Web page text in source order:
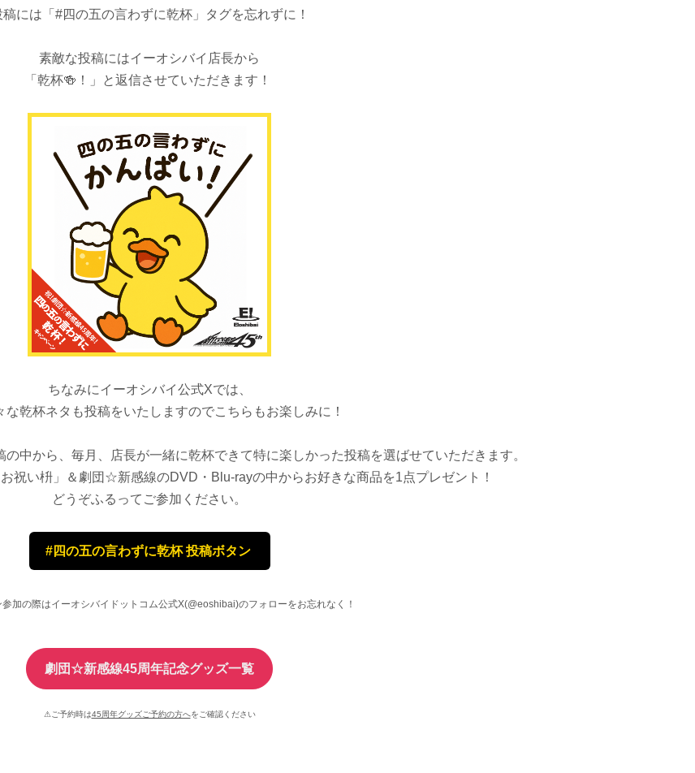
稿には「#四の五の言わずに乾杯」タグを忘れずに！
素敵な投稿にはイーオシバイ店長から
「乾杯🍻！」と返信させていただきます！
ちなみにイーオシバイ公式Xでは、
な乾杯ネタも投稿をいたしますのでこちらもお楽しみに！
中から、 毎月、店長が一緒に乾杯できて特に楽しかった投稿を選ばせていただきます。
祝い枡」＆劇団☆新感線のDVD・Blu-rayの中からお好きな商品を1点プレゼント！
どうぞふるってご参加ください。
#四の五の言わずに乾杯 投稿ボタン
加の際はイーオシバイドットコム公式X(@eoshibai)のフォローをお忘れなく！
劇団☆新感線45周年記念グッズ一覧
⚠ご予約時は45周年グッズご予約の方へをご確認ください